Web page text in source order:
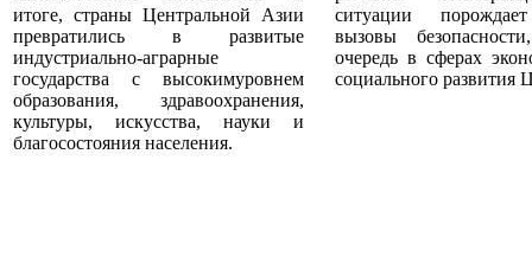
итоге, страны Центральной Азии
превратились в развитые
индустриально-аграрные
государства с высокимуровнем
образования, здравоохранения,
культуры, искусства, науки и
благосостояния населения.
ситуации
вызовы
очередь в сферах
социального развития